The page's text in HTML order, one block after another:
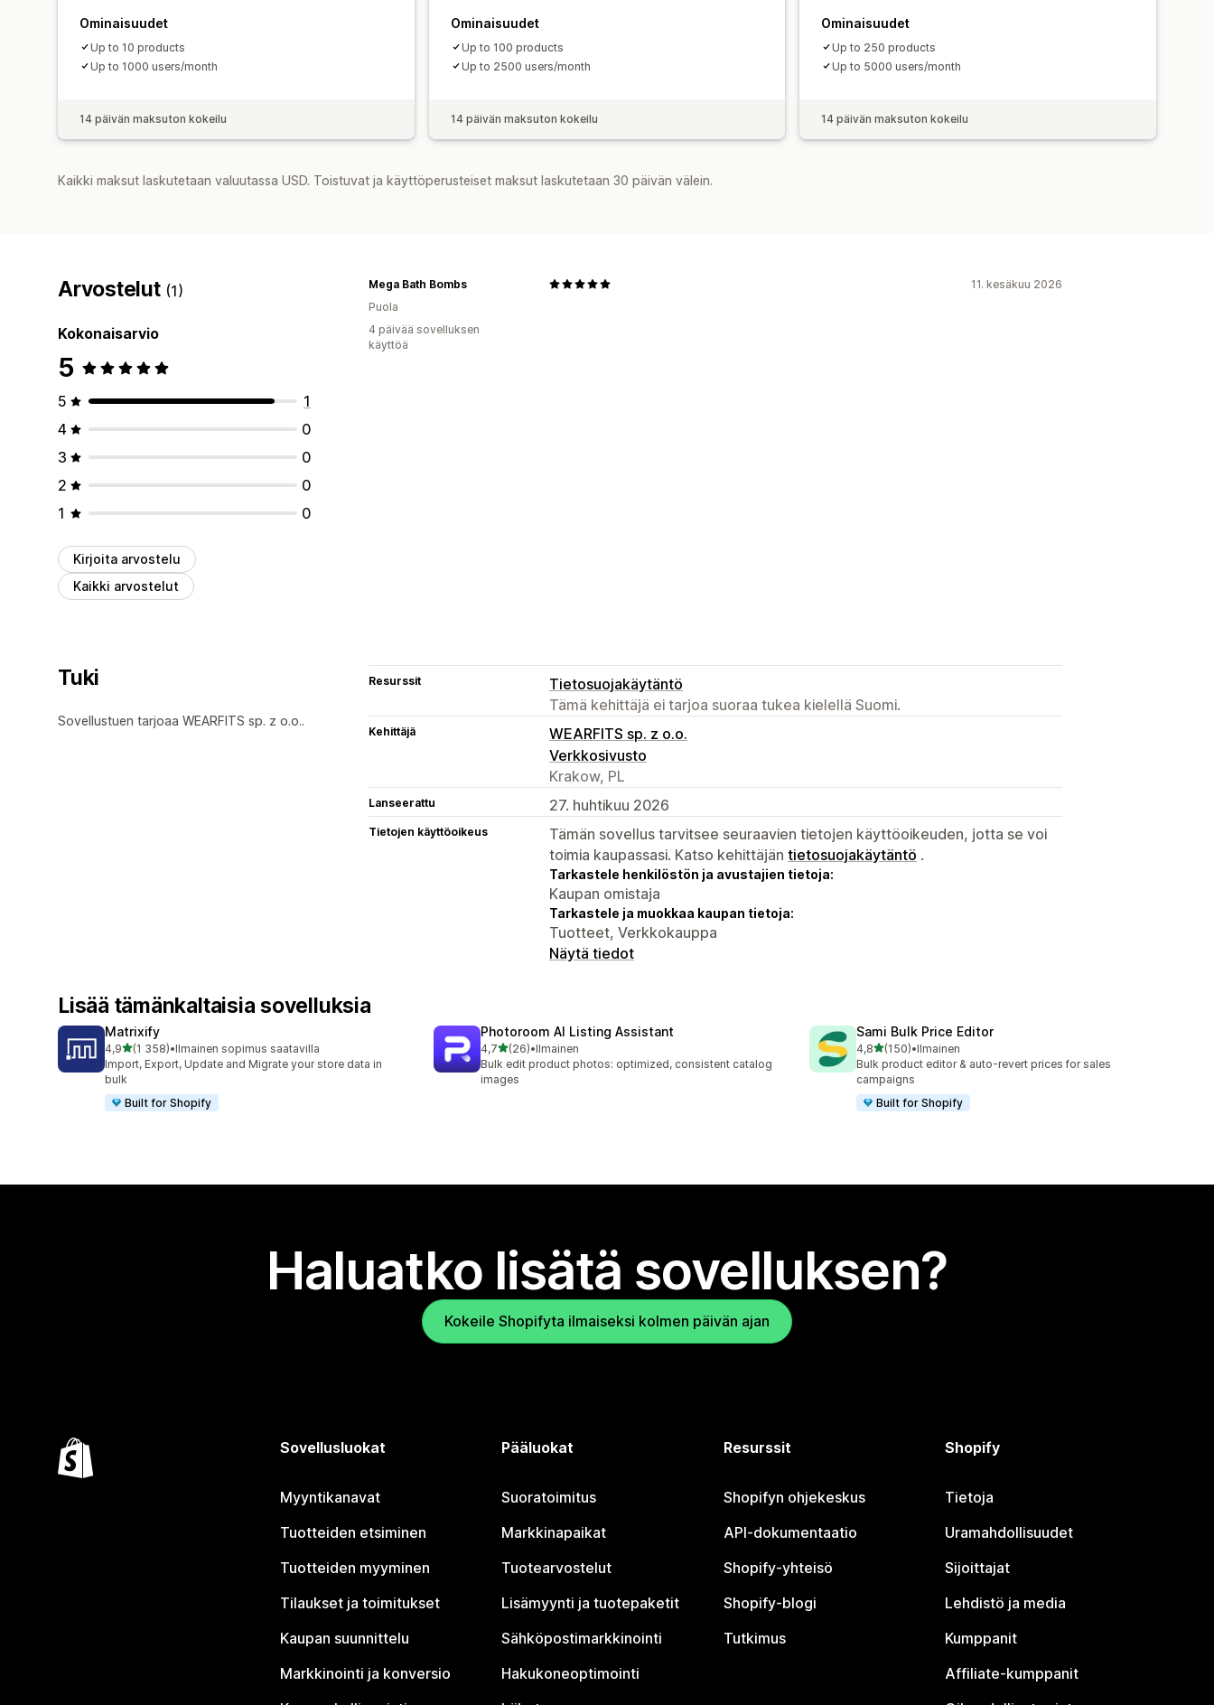
Ominaisuudet
Up to 10 products
Up to 1000 users/month
14 päivän maksuton kokeilu
Ominaisuudet
Up to 100 products
Up to 2500 users/month
14 päivän maksuton kokeilu
Ominaisuudet
Up to 250 products
Up to 5000 users/month
14 päivän maksuton kokeilu
Kaikki maksut laskutetaan valuutassa USD. Toistuvat ja käyttöperusteiset maksut laskutetaan 30 päivän välein.
Arvostelut (1)
Kokonaisarvio
5
5
1
4
0
3
0
2
0
1
0
Kirjoita arvostelu
Kaikki arvostelut
11. kesäkuu 2026
Mega Bath Bombs
Puola
4 päivää sovelluksen
käyttöä
Tuki
Sovellustuen tarjoaa WEARFITS sp. z o.o..
Resurssit
Tietosuojakäytäntö
Tämä kehittäjä ei tarjoa suoraa tukea kielellä Suomi.
Kehittäjä
WEARFITS sp. z o.o.
Verkkosivusto
Krakow, PL
Lanseerattu 27. huhtikuu 2026
Tietojen käyttöoikeus
Tämän sovellus tarvitsee seuraavien tietojen käyttöoikeuden, jotta se voi
toimia kaupassasi. Katso kehittäjän tietosuojakäytäntö .
Tarkastele henkilöstön ja avustajien tietoja:
Kaupan omistaja
Tarkastele ja muokkaa kaupan tietoja:
Tuotteet, Verkkokauppa
Näytä tiedot
Lisää tämänkaltaisia sovelluksia
Matrixify
4,9/ 5 tähteä
(1 358)
1358 arvostelua yhteensä
•Ilmainen sopimus saatavilla
Import, Export, Update and Migrate your store data in
bulk
Built for Shopify
Photoroom AI Listing Assistant
4,7/ 5 tähteä
(26)
26 arvostelua yhteensä
•Ilmainen
Bulk edit product photos: optimized, consistent catalog
images
Sami Bulk Price Editor
4,8/ 5 tähteä
(150)
150 arvostelua yhteensä
•Ilmainen
Bulk product editor & auto-revert prices for sales
campaigns
Built for Shopify
Haluatko lisätä sovelluksen?
Kokeile Shopifyta ilmaiseksi kolmen päivän ajan
Sovellusluokat
Myyntikanavat
Tuotteiden etsiminen
Tuotteiden myyminen
Tilaukset ja toimitukset
Kaupan suunnittelu
Markkinointi ja konversio
Pääluokat
Suoratoimitus
Markkinapaikat
Tuotearvostelut
Lisämyynti ja tuotepaketit
Sähköpostimarkkinointi
Hakukoneoptimointi
Resurssit
Shopifyn ohjekeskus
API-dokumentaatio
Shopify-yhteisö
Shopify-blogi
Tutkimus
Shopify
Tietoja
Uramahdollisuudet
Sijoittajat
Lehdistö ja media
Kumppanit
Affiliate-kumppanit